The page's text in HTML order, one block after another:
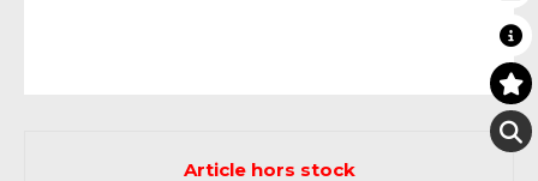
Article hors stock